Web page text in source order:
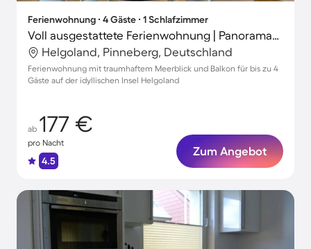
Ferienwohnung ∙ 4 Gäste ∙ 1 Schlafzimmer
Voll ausgestattete Ferienwohnung | Panoramablick | Nah am Strand
Helgoland, Pinneberg, Deutschland
Ferienwohnung mit traumhaftem Meerblick und Balkon für bis zu 4
Gäste auf der idyllischen Insel Helgoland
ab 177 €
pro Nacht
4.5
Zum Angebot